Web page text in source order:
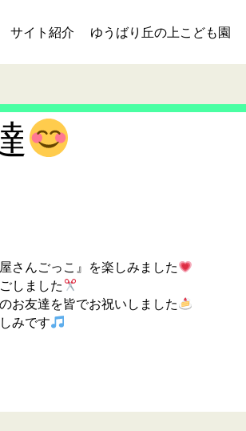
サイト紹介 ゆうばり丘の上こども園
さんごっこ』を楽しみました
しました
お友達を皆でお祝いしました
みです